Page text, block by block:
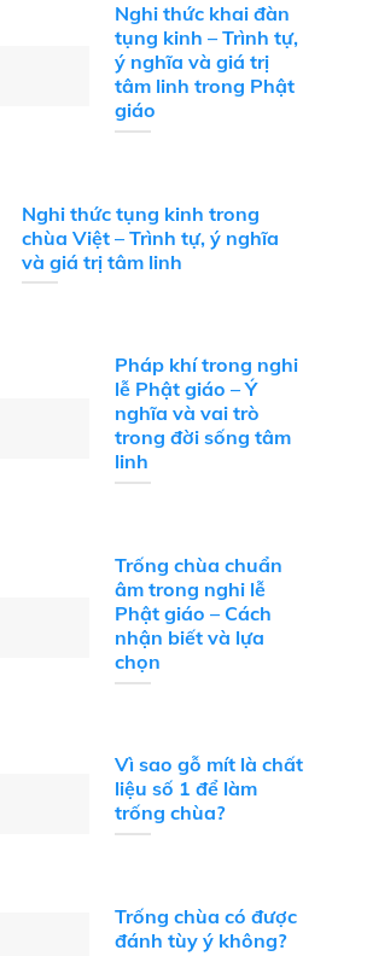
Nghi thức khai đàn
tụng kinh – Trình tự,
ý nghĩa và giá trị
tâm linh trong Phật
giáo
Nghi thức tụng kinh trong
chùa Việt – Trình tự, ý nghĩa
và giá trị tâm linh
Pháp khí trong nghi
lễ Phật giáo – Ý
nghĩa và vai trò
trong đời sống tâm
linh
Trống chùa chuẩn
âm trong nghi lễ
Phật giáo – Cách
nhận biết và lựa
chọn
Vì sao gỗ mít là chất
liệu số 1 để làm
trống chùa?
Trống chùa có được
đánh tùy ý không?